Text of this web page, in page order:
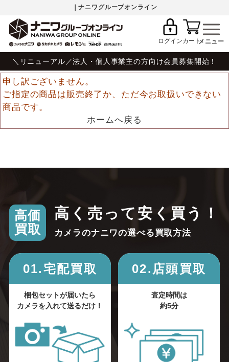
｜ナニワグループオンライン
ログインカート
＼リニューアル／法人・個人事業主の方向け会員募集開始！
申し訳ございません。
ご指定の商品は販売終了か、ただ今お取扱いできない
商品です。
ホームへ戻る
高価
買取
高く売って安く買う！
カメラのナニワの選べる買取方法
01.宅配買取
梱包セットが届いたら
カメラを入れて送るだけ！
02.店頭買取
査定時間は
約5分